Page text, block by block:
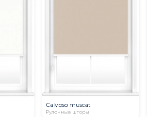
Calypso muscat
Рулонные шторы